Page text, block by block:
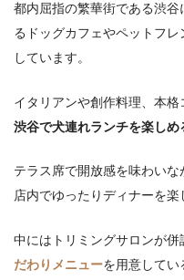
都内屈指の繁華街である渋
るドッグカフェやペットフ
しています。
イタリアンや創作料理、本
渋谷で犬連れランチを楽しめ
テラス席で開放感を味わいな
店内でゆったりディナーを楽
中にはトリミングサロンが併
だわりメニューを用意してい